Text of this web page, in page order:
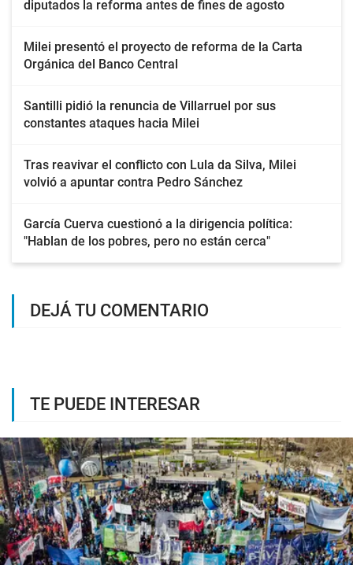
diputados la reforma antes de fines de agosto
Milei presentó el proyecto de reforma de la Carta
Orgánica del Banco Central
Santilli pidió la renuncia de Villarruel por sus
constantes ataques hacia Milei
Tras reavivar el conflicto con Lula da Silva, Milei
volvió a apuntar contra Pedro Sánchez
García Cuerva cuestionó a la dirigencia política:
"Hablan de los pobres, pero no están cerca"
DEJÁ TU COMENTARIO
TE PUEDE INTERESAR